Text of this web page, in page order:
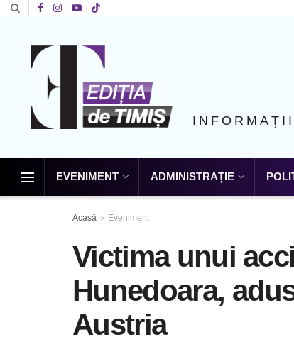
EVENIMENT ADMINISTRAȚIE
Acasă Eveniment
Victima unui
Hunedoara,
Austria